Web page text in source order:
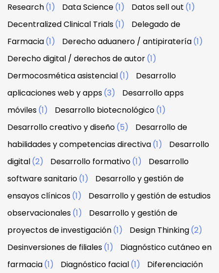
Research(1) Data Science(1) Datos sell out (1)
Decentralized Clinical Trials(1)
Delegado de
Farmacia(1) Derecho aduanero / antipiratería(1)
Derecho digital / derechos de autor(1)
Dermocosmética asistencial(1)
Desarrollo
aplicaciones web y apps(3)
Desarrollo apps
móviles(1) Desarrollo biotecnológico(1)
Desarrollo creativo y diseño(5)
Desarrollo de
habilidades y competencias directiva(1)
Desarrollo
digital(2) Desarrollo formativo(1)
Desarrollo
software sanitario(1)
Desarrollo y gestión de
ensayos clínicos(1)
Desarrollo y gestión de estudios
observacionales(1)
Desarrollo y gestión de
proyectos de investigación(1) Design Thinking(2)
Desinversiones de filiales(1)
Diagnóstico cutáneo en
farmacia(1) Diagnóstico facial(1)
Diferenciación